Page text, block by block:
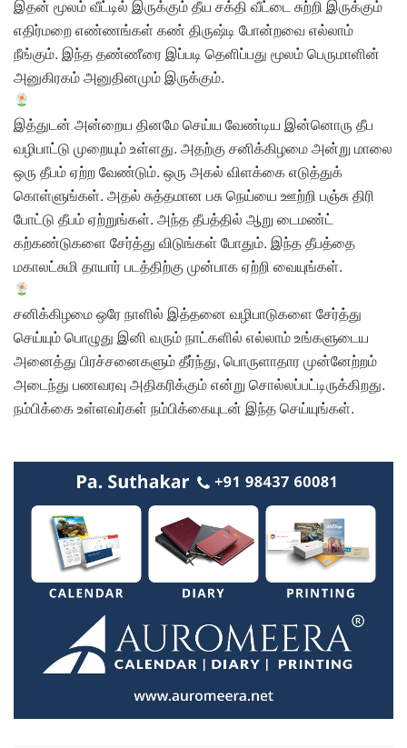
இதன் மூலம் வீட்டில் இருக்கும் தீய சக்தி வீட்டை சுற்றி இருக்கும்
எதிர்மறை எண்ணங்கள் கண் திருஷ்டி போன்றவை எல்லாம்
நீங்கும். இந்த தண்ணீரை இப்படி தெளிப்பது மூலம் பெருமாளின்
அனுகிரகம் அனுதினமும் இருக்கும்.
இத்துடன் அன்றைய தினமே செய்ய வேண்டிய இன்னொரு தீப
வழிபாட்டு முறையும் உள்ளது. அதற்கு சனிக்கிழமை அன்று மாலை
ஒரு தீபம் ஏற்ற வேண்டும். ஒரு அகல் விளக்கை எடுத்துக்
கொள்ளுங்கள். அதல் சுத்தமான பசு நெய்யை ஊற்றி பஞ்சு திரி
போட்டு தீபம் ஏற்றுங்கள். அந்த தீபத்தில் ஆறு டைமண்ட்
கற்கண்டுகளை சேர்த்து விடுங்கள் போதும். இந்த தீபத்தை
மகாலட்சுமி தாயார் படத்திற்கு முன்பாக ஏற்றி வையுங்கள்.
சனிக்கிழமை ஒரே நாளில் இத்தனை வழிபாடுகளை சேர்த்து
செய்யும் பொழுது இனி வரும் நாட்களில் எல்லாம் உங்களுடைய
அனைத்து பிரச்சனைகளும் தீர்ந்து, பொருளாதார முன்னேற்றம்
அடைந்து பணவரவு அதிகரிக்கும் என்று சொல்லப்பட்டிருக்கிறது.
நம்பிக்கை உள்ளவர்கள் நம்பிக்கையுடன் இந்த செய்யுங்கள்.